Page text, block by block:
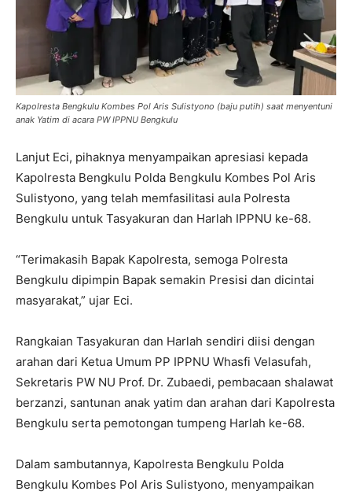
Kapolresta Bengkulu Kombes Pol Aris Sulistyono (baju putih) saat menyentuni
anak Yatim di acara PW IPPNU Bengkulu
Lanjut Eci, pihaknya menyampaikan apresiasi kepada
Kapolresta Bengkulu Polda Bengkulu Kombes Pol Aris
Sulistyono, yang telah memfasilitasi aula Polresta
Bengkulu untuk Tasyakuran dan Harlah IPPNU ke-68.
“Terimakasih Bapak Kapolresta, semoga Polresta
Bengkulu dipimpin Bapak semakin Presisi dan dicintai
masyarakat,” ujar Eci.
Rangkaian Tasyakuran dan Harlah sendiri diisi dengan
arahan dari Ketua Umum PP IPPNU Whasfi Velasufah,
Sekretaris PW NU Prof. Dr. Zubaedi, pembacaan shalawat
berzanzi, santunan anak yatim dan arahan dari Kapolresta
Bengkulu serta pemotongan tumpeng Harlah ke-68.
Dalam sambutannya, Kapolresta Bengkulu Polda
Bengkulu Kombes Pol Aris Sulistyono, menyampaikan